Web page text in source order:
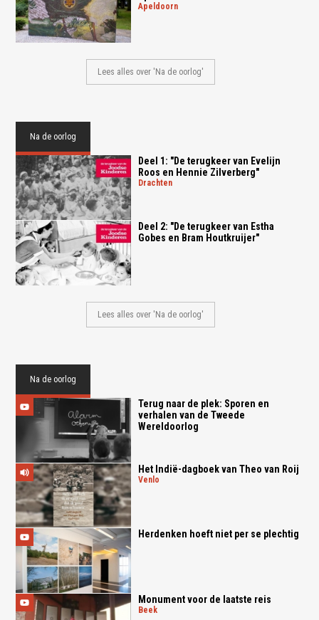
apeldoorn
Lees alles over 'Na de oorlog'
Na de oorlog
Deel 1: "De terugkeer van Evelijn
Roos en Hennie Zilverberg"
drachten
Deel 2: "De terugkeer van Estha
Gobes en Bram Houtkruijer"
Lees alles over 'Na de oorlog'
Na de oorlog
Terug naar de plek: Sporen en
verhalen van de Tweede
Wereldoorlog
Het Indië-dagboek van Theo van Roij
venlo
Herdenken hoeft niet per se plechtig
Monument voor de laatste reis
beek